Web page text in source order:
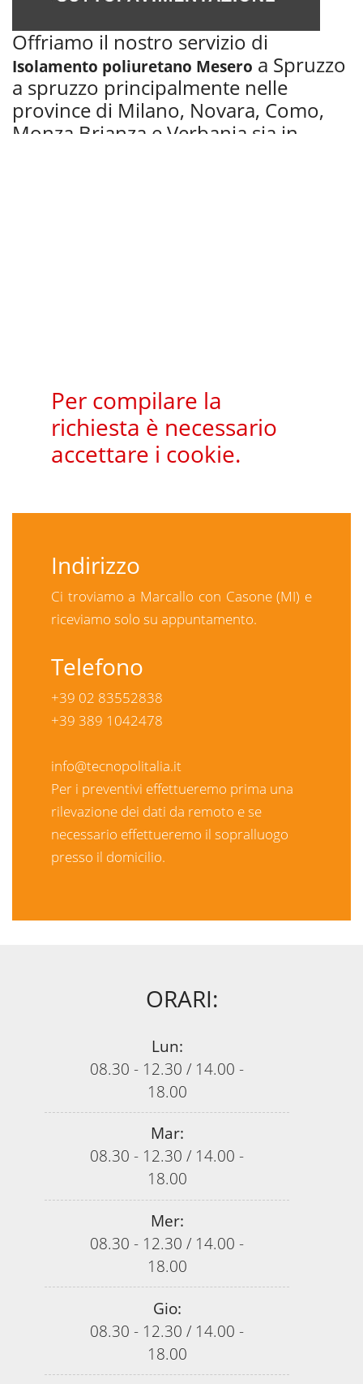
Offriamo il nostro servizio di
Isolamento poliuretano Mesero a Spruzzo
a spruzzo principalmente nelle
province di Milano, Novara, Como,
Monza Brianza e Verbania sia in
Per compilare la
richiesta è necessario
accettare i cookie.
Indirizzo
Ci troviamo a Marcallo con Casone (MI) e
riceviamo solo su appuntamento.
Telefono
+39 02 83552838
+39 389 1042478
info
tecnopolitalia.it
Per i preventivi effettueremo prima una
rilevazione dei dati da remoto e se
necessario effettueremo il sopralluogo
presso il domicilio.
ORARI:
Lun:
08.30 - 12.30/ 14.00 -
18.00
Mar:
08.30 - 12.30/ 14.00 -
18.00
Mer:
08.30 - 12.30/ 14.00 -
18.00
Gio:
08.30 - 12.30/ 14.00 -
18.00